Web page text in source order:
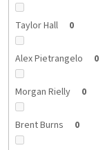
Taylor Hall 0
Alex Pietrangelo 0
Morgan Rielly 0
Brent Burns 0